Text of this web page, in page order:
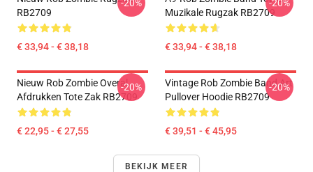
RB2709
€ 33,94 - € 38,18
-20%
Muzikale Rugzak RB2709
€ 33,94 - € 38,18
-20%
Nieuw Rob Zombie Overal
Afdrukken Tote Zak RB2709
€ 22,95 - € 27,55
-20%
Vintage Rob Zombie Band Art
Pullover Hoodie RB2709
€ 39,51 - € 45,95
-20%
BEKIJK MEER